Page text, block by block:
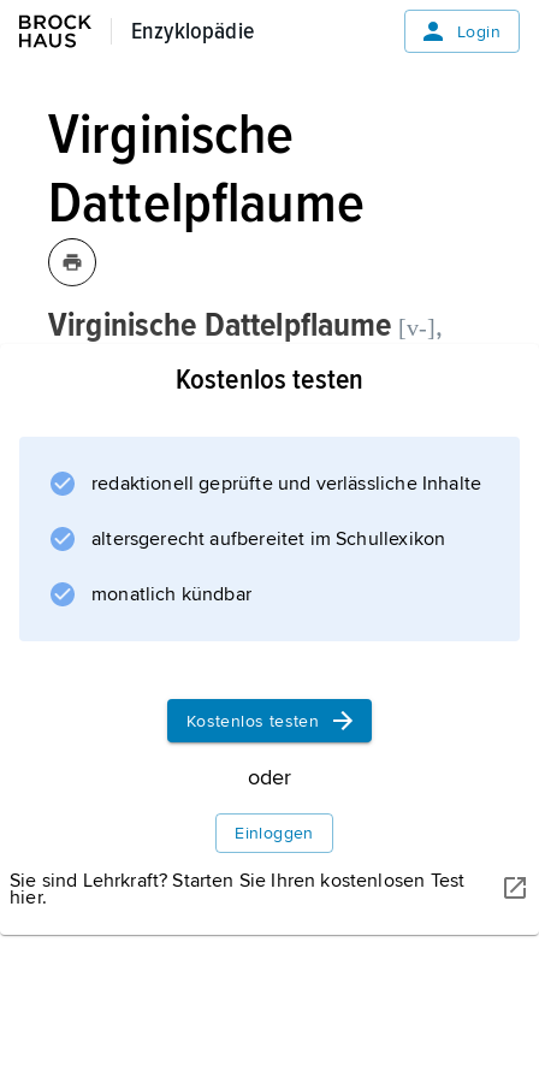
Enzyklopädie
Enzyklopädie Login
Virginische
Dattelpflaume
Virginische Dattelpflaume [v-],
Kostenlos testen
redaktionell geprüfte und verlässliche Inhalte
altersgerecht aufbereitet im Schullexikon
monatlich kündbar
Kostenlos testen
oder
Einloggen
Sie sind Lehrkraft? Starten Sie Ihren kostenlosen Test
hier.